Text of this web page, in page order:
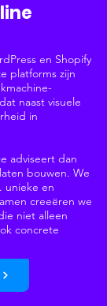
en Shopify
platforms zijn
naast visuele
in
adviseert dan
bouwen. We
unieke en
creeëren we
niet alleen
concrete